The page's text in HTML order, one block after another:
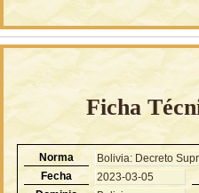
Ficha
Norma
Bolivia: Decreto
Fecha
2023-03-05